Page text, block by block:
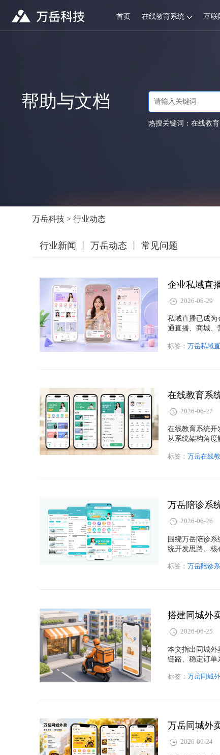
首页 在线教育系统 互联
帮助与文档
热搜关键词： 在线教
万岳科技> 行业动态
行业新闻 丨万岳动态 丨常见问题
2026-06-29
私域直播已成为
通直播、商城、
标签：万岳私域
2026-06-27
在线教育系统开
从系统架构角
标签：万岳在线
万岳陪诊系
2026-06-26
围绕万岳陪诊
统开发思路、核
标签：万岳陪诊
搭建同城外
2026-06-25
本文指出同城外
链路、稳定订单
标签：万岳同城
万岳同城外
2026-06-24